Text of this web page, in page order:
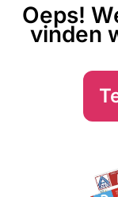
Oeps!
vinden